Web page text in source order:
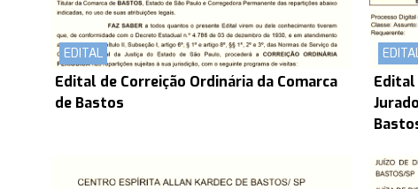
EDITAL
Edital de Correição Ordinária da Comarca
de Bastos